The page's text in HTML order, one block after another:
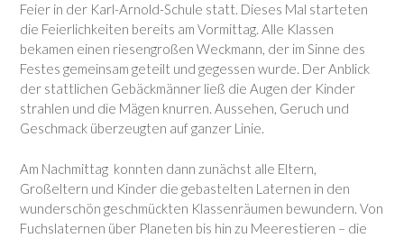
Feier in der Karl-Arnold-Schule statt. Dieses Mal starteten
die Feierlichkeiten bereits am Vormittag. Alle Klassen
bekamen einen riesengroßen Weckmann, der im Sinne des
Festes gemeinsam geteilt und gegessen wurde. Der Anblick
der stattlichen Gebäckmänner ließ die Augen der Kinder
strahlen und die Mägen knurren. Aussehen, Geruch und
Geschmack überzeugten auf ganzer Linie.
Am Nachmittag konnten dann zunächst alle Eltern,
Großeltern und Kinder die gebastelten Laternen in den
wunderschön geschmückten Klassenräumen bewundern. Von
Fuchslaternen über Planeten bis hin zu Meerestieren – die